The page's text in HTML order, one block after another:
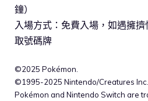
鐘）
入場方式：免費入場，如遇擁
取號碼牌
©2025 Pokémon.
©1995-2025 Nintendo/Creatures Inc.
Pokémon and Nintendo Switch are